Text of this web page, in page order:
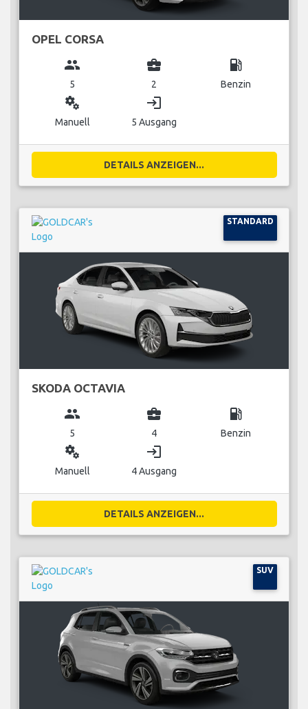
OPEL CORSA
group
5
business_center
2
local_gas_station
Benzin
miscellaneous_services
Manuell
login
5 Ausgang
DETAILS ANZEIGEN...
STANDARD
SKODA OCTAVIA
group
5
business_center
4
local_gas_station
Benzin
miscellaneous_services
Manuell
login
4 Ausgang
DETAILS ANZEIGEN...
SUV